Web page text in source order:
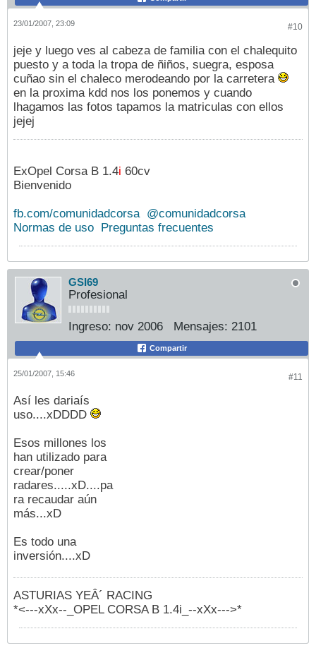
#10
23/01/2007, 23:09
jeje y luego ves al cabeza de familia con el chalequito
puesto y a toda la tropa de ñiños, suegra, esposa
cuñao sin el chaleco merodeando por la carretera
en la proxima kdd nos los ponemos y cuando
lhagamos las fotos tapamos la matriculas con ellos
jejej
ExOpel Corsa B 1.4i 60cv
Bienvenido
fb.com/comunidadcorsa @comunidadcorsa
Normas de uso Preguntas frecuentes
GSI69
Profesional
Ingreso: nov 2006 Mensajes: 2101
Compartir
#11
25/01/2007, 15:46
Así les dariaís
uso....xDDDD
Esos millones los
han utilizado para
crear/poner
radares.....xD....pa
ra recaudar aún
más...xD
Es todo una
inversión....xD
ASTURIAS YEÂ´ RACING
*<---xXx--_OPEL CORSA B 1.4i_--xXx--->*